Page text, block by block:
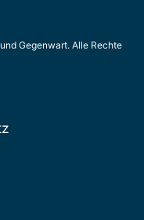
Gegenwart. Alle Rechte